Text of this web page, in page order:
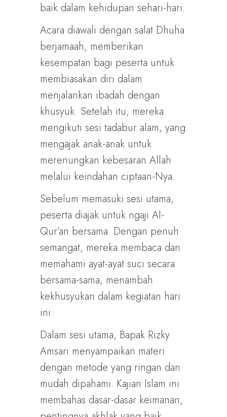
baik dalam kehidupan sehari-hari.
Acara diawali dengan salat Dhuha
berjamaah, memberikan
kesempatan bagi peserta untuk
membiasakan diri dalam
menjalankan ibadah dengan
khusyuk. Setelah itu, mereka
mengikuti sesi tadabur alam, yang
mengajak anak-anak untuk
merenungkan kebesaran Allah
melalui keindahan ciptaan-Nya.
Sebelum memasuki sesi utama,
peserta diajak untuk ngaji Al-
Qur’an bersama. Dengan penuh
semangat, mereka membaca dan
memahami ayat-ayat suci secara
bersama-sama, menambah
kekhusyukan dalam kegiatan hari
ini.
Dalam sesi utama, Bapak Rizky
Amsari menyampaikan materi
dengan metode yang ringan dan
mudah dipahami. Kajian Islam ini
membahas dasar-dasar keimanan,